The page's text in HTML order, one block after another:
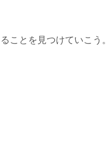
ことを見つけていこう。